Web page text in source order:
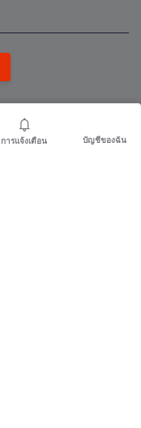
การแจ้งเตือน บัญชีของฉัน